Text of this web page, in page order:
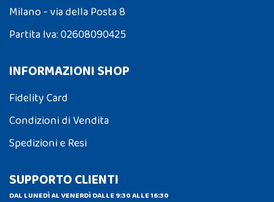
Milano - via della Posta 8
Partita Iva: 02608090425
INFORMAZIONI SHOP
Fidelity Card
Condizioni di Vendita
Spedizioni e Resi
SUPPORTO CLIENTI
DAL LUNEDÌ AL VENERDÌ DALLE 9:30 ALLE 16:30